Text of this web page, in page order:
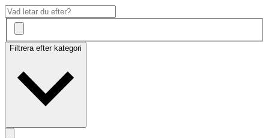
Filtrera efter kategori